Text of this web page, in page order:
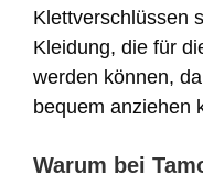
Klettverschlüssen
Kleidung, die für
werden können,
bequem anziehen
Warum bei